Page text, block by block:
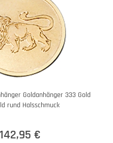
Goldanhänger 333 Gold
rund Halsschmuck
142,95 €